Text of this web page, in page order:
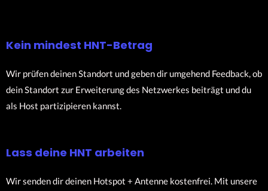
Kein mindest HNT-Betrag
Wir prüfen deinen Standort und geben dir umgehend Feedback, ob
dein Standort zur Erweiterung des Netzwerkes beiträgt und du
als Host partizipieren kannst.
Lass deine HNT arbeiten
Wir senden dir deinen Hotspot + Antenne kostenfrei. Mit unsere